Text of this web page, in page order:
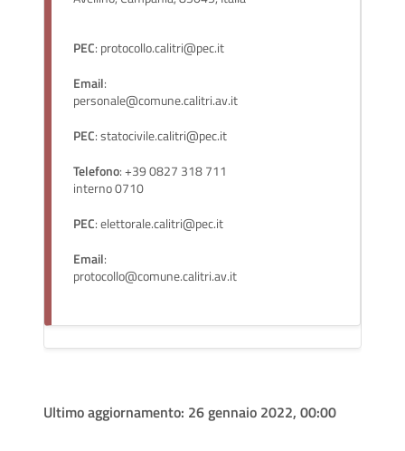
PEC: protocollo.calitri@pec.it
Email:
personale@comune.calitri.av.it
PEC: statocivile.calitri@pec.it
Telefono: +39 0827 318 711
interno 0710
PEC: elettorale.calitri@pec.it
Email:
protocollo@comune.calitri.av.it
Ultimo aggiornamento: 26 gennaio 2022, 00:00